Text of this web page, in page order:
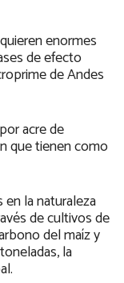
enormes
de efecto
de Andes
acre de
que tienen como
la naturaleza
de cultivos de
del maíz y
la